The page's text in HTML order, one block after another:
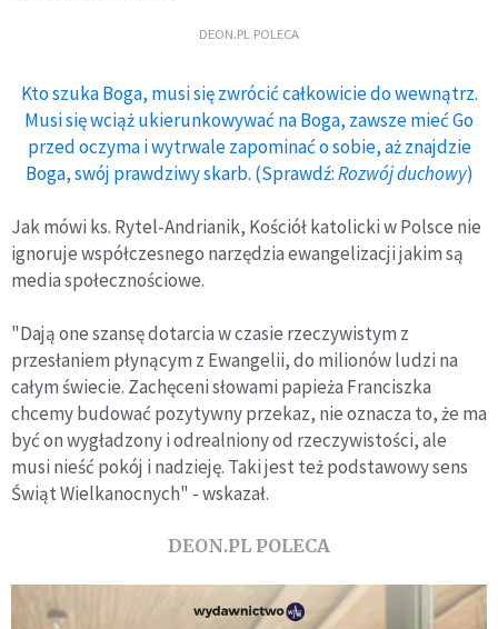
DEON.PL POLECA
Kto szuka Boga, musi się zwrócić całkowicie do wewnątrz.
Musi się wciąż ukierunkowywać na Boga, zawsze mieć Go
przed oczyma i wytrwale zapominać o sobie, aż znajdzie
Boga, swój prawdziwy skarb. (Sprawdź:Rozwój duchowy)
Jak mówi ks. Rytel-Andrianik, Kościół katolicki w Polsce nie
ignoruje współczesnego narzędzia ewangelizacji jakim są
media społecznościowe.
"Dają one szansę dotarcia w czasie rzeczywistym z
przesłaniem płynącym z Ewangelii, do milionów ludzi na
całym świecie. Zachęceni słowami papieża Franciszka
chcemy budować pozytywny przekaz, nie oznacza to, że ma
być on wygładzony i odrealniony od rzeczywistości, ale
musi nieść pokój i nadzieję. Taki jest też podstawowy sens
Świąt Wielkanocnych" - wskazał.
DEON.PL POLECA